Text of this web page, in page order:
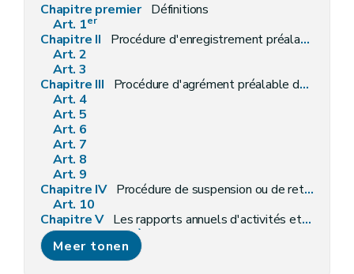
Chapitre premier Définitions
Art. 1er
Chapitre II
Procédure d'enregistrement préalable de l'agence de placement
Art. 2
Art. 3
Chapitre III
Procédure d'agrément préalable de l'agence de travail intérimaire
Art. 4
Art. 5
Art. 6
Art. 7
Art. 8
Art. 9
Chapitre IV Procédure de suspension ou de retrait de l'agrément de l'agence de travail intérimaire ou de l'enregistrement de l'agence de placement
Art. 10
Chapitre V Les rapports annuels d'activités et les données utiles à la transparence du marché régional du travail
Section première
Art. 11
Section 2 Obligations à charge de l'agence de placement enregistrée
Meer tonen